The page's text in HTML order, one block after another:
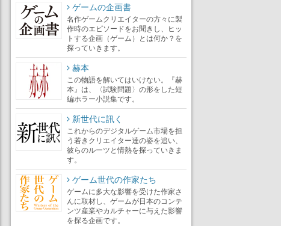
ゲームの企画書
名作ゲームクリエイターの方々に製
作時のエピソードをお聞きし、ヒッ
トする企画（ゲーム）とは何か？を
探っていきます。
赫本
この物語を解いてはいけない。『赫
本』は、〈試験問題〉の形をした短
編ホラー小説集です。
新世代に訊く
これからのデジタルゲーム市場を担
う若きクリエイター達の姿を追い、
彼らのルーツと情熱を探っていきま
す。
ゲーム世代の作家たち
ゲームに多大な影響を受けた作家さ
んに取材し、ゲームが日本のコンテ
ンツ産業やカルチャーに与えた影響
を探る企画です。